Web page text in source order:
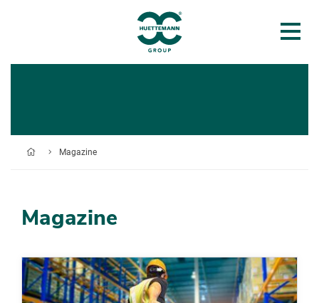
Magazine
Magazine